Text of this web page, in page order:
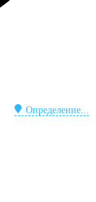
Определение...